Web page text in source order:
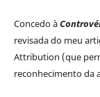
Concedo à
revisada do meu
Attribution (que
reconhecimento da